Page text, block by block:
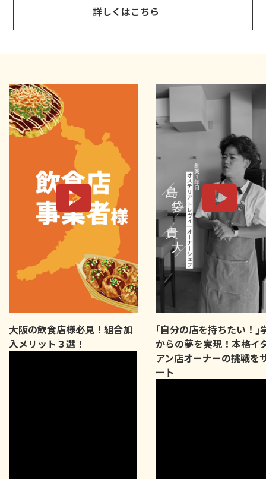
詳しくはこちら
大阪の飲食店様必見！組合加
入メリット３選！
｢自分の店を持ちたい！｣
からの夢を実現！本格イ
アン店オーナーの挑戦を
ート